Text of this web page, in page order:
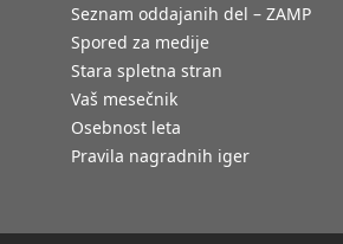
Seznam oddajanih del – ZAMP
Spored za medije
Stara spletna stran
Vaš mesečnik
Osebnost leta
Pravila nagradnih iger